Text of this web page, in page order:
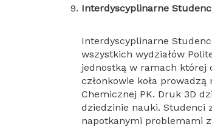
Interdyscyplinarne
Interdyscyplinarne
wszystkich wydziałów
jednostką w ramach której
członkowie koła
Chemicznej PK. Druk 3D
dziedzinie nauki. Studenci
napotkanymi problemami